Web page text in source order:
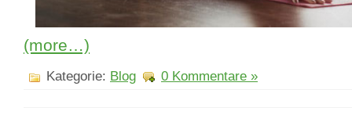
(more…)
Kategorie: Blog 0 Kommentare »